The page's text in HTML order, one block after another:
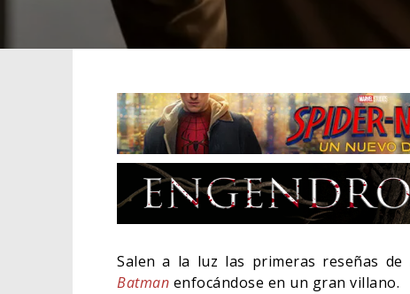
Salen a la luz las primeras reseñas de
Batman enfocándose en un gran villano.